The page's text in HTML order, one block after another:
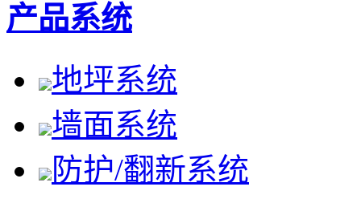
产品系统
地坪系统
墙面系统
防护/翻新系统